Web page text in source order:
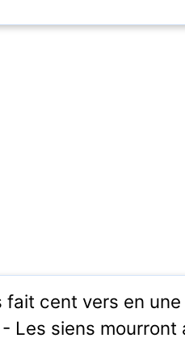
fait cent vers en
Les siens mourront